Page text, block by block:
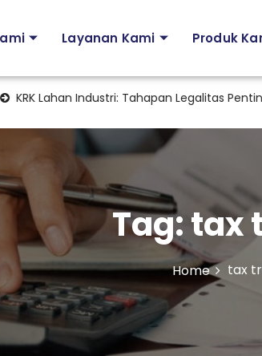
Layanan Kami Produk
Lahan Industri: Tahapan Legalitas Penting
Tag:tax
Home tax